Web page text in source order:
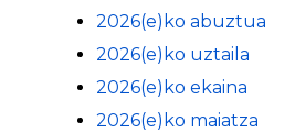
2026(e)ko abuztua
2026(e)ko uztaila
2026(e)ko ekaina
2026(e)ko maiatza